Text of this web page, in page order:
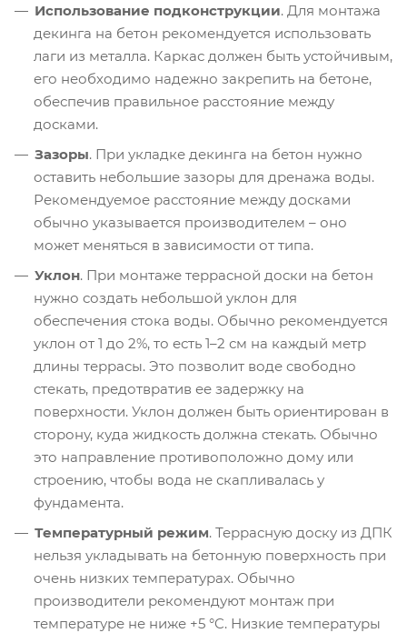
Использование подконструкции. Для монтажа
декинга на бетон рекомендуется использовать
лаги из металла. Каркас должен быть устойчивым,
его необходимо надежно закрепить на бетоне,
обеспечив правильное расстояние между
досками.
Зазоры. При укладке декинга на бетон нужно
оставить небольшие зазоры для дренажа воды.
Рекомендуемое расстояние между досками
обычно указывается производителем – оно
может меняться в зависимости от типа.
Уклон. При монтаже террасной доски на бетон
нужно создать небольшой уклон для
обеспечения стока воды. Обычно рекомендуется
уклон от 1 до 2%, то есть 1–2 см на каждый метр
длины террасы. Это позволит воде свободно
стекать, предотвратив ее задержку на
поверхности. Уклон должен быть ориентирован в
сторону, куда жидкость должна стекать. Обычно
это направление противоположно дому или
строению, чтобы вода не скапливалась у
фундамента.
Температурный режим. Террасную доску из ДПК
нельзя укладывать на бетонную поверхность при
очень низких температурах. Обычно
производители рекомендуют монтаж при
температуре не ниже +5 °C. Низкие температуры